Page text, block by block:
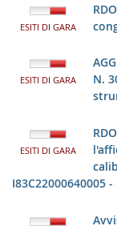
ESITI DI GARA
ESITI DI GARA
N.
ESITI DI GARA
I83C22000640005